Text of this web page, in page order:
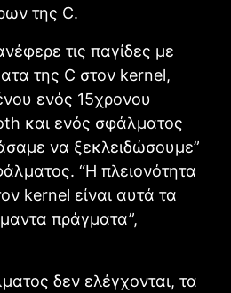
της C.
τις παγίδες με
της C στον kernel,
ενός 15χρονου
και ενός σφάλματος
να ξεκλειδώσουμε”
“Η πλειονότητα
kernel είναι αυτά τα
πράγματα”,
δεν ελέγχονται, τα